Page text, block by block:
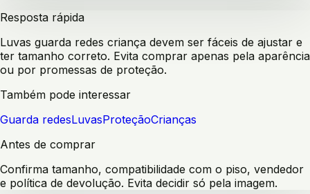
Resposta rápida
Luvas guarda redes criança devem ser fáceis de ajustar e
ter tamanho correto. Evita comprar apenas pela aparência
ou por promessas de proteção.
Também pode interessar
Guarda redesLuvasProteçãoCrianças
Antes de comprar
Confirma tamanho, compatibilidade com o piso, vendedor
e política de devolução. Evita decidir só pela imagem.